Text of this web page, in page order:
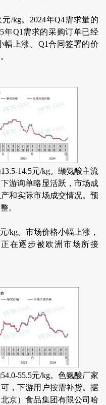
/kg。2024年Q4需求量的
年Q1需求的采购订单已经
幅上涨。Q1合同签署的价
14.5元/kg。缬氨酸主流
游询单略显活跃，市场成
和实际市场成交情况。预
。
/kg。市场价格小幅上涨，
在逐步被欧洲市场所接
55.5元/kg。色氨酸厂家
，下游用户按需补货。据
京）食品集团有限公司哈